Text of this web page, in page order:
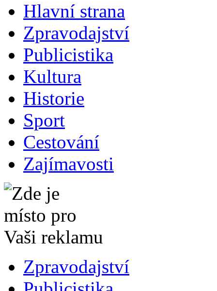
Hlavní strana
Zpravodajství
Publicistika
Kultura
Historie
Sport
Cestování
Zajímavosti
Zpravodajství